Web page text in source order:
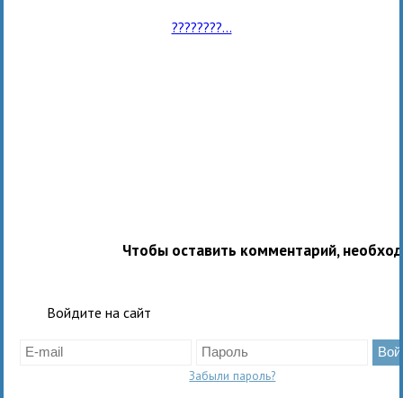
????????...
Чтобы оставить комментарий,
Войдите на сайт
Забыли пароль?